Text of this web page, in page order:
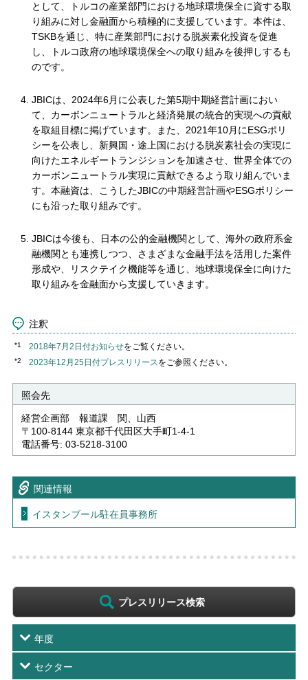
として、トルコの産業部門における地球環境保全に資する取
り組みに対し金融面から積極的に支援しています。本件は、
TSKBを通じ、特に産業部門における脱炭素化投資を促進
し、トルコ政府の地球環境保全への取り組みを後押しするも
のです。
JBICは、2024年6月に公表した第5期中期経営計画におい
て、カーボンニュートラルと経済発展の統合的実現への貢献
を取組目標に掲げています。また、2021年10月にESGポリ
シーを公表し、新興国・途上国における脱炭素社会の実現に
向けたエネルギートランジションを加速させ、世界全体での
カーボンニュートラル実現に貢献できるよう取り組んでいま
す。本融資は、こうしたJBICの中期経営計画やESGポリシー
にも沿った取り組みです。
JBICは今後も、日本の公的金融機関として、海外の政府系金
融機関とも連携しつつ、さまざまな金融手法を活用した案件
形成や、リスクテイク機能等を通じ、地球環境保全に向けた
取り組みを金融面から支援していきます。
注釈
*1 2018年7月2日付お知らせをご覧ください。
*2 2023年12月25日付プレスリリースをご参照ください。
照会先
経営企画部 報道課 関、山西
〒100-8144 東京都千代田区大手町1-4-1
電話番号: 03-5218-3100
関連情報
イスタンブール駐在員事務所
プレスリリース検索
年度
セクター